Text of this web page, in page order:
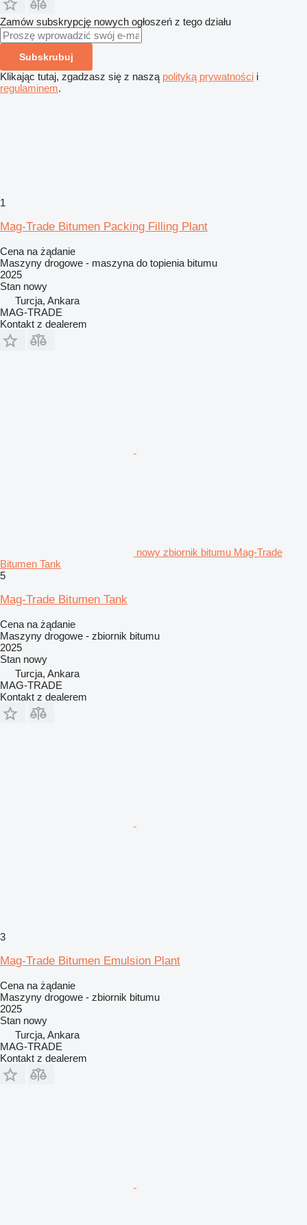
Zamów subskrypcję nowych ogłoszeń z tego działu
Subskrubuj
Klikając tutaj, zgadzasz się z naszą polityką prywatności i
regulaminem.
1
Mag-Trade Bitumen Packing Filling Plant
Cena na żądanie
Maszyny drogowe - maszyna do topienia bitumu
2025
Stan nowy
Turcja, Ankara
MAG-TRADE
Kontakt z dealerem
nowy zbiornik bitumu Mag-Trade
Bitumen Tank
5
Mag-Trade Bitumen Tank
Cena na żądanie
Maszyny drogowe - zbiornik bitumu
2025
Stan nowy
Turcja, Ankara
MAG-TRADE
Kontakt z dealerem
3
Mag-Trade Bitumen Emulsion Plant
Cena na żądanie
Maszyny drogowe - zbiornik bitumu
2025
Stan nowy
Turcja, Ankara
MAG-TRADE
Kontakt z dealerem